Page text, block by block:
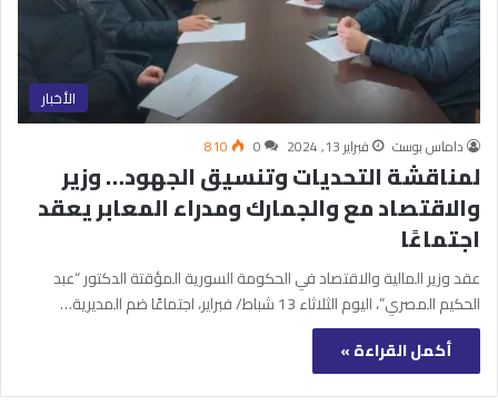
الأخبار
داماس بوست فبراير 13, 2024 0
810
لمناقشة التحديات وتنسيق الجهود… وزير
والاقتصاد مع والجمارك ومدراء المعابر يعقد
اجتماعًا
عقد وزير المالية والاقتصاد في الحكومة السورية المؤقتة الدكتور “عبد
الحكيم المصري”، اليوم الثلاثاء 13 شباط/ فبراير، اجتماعًا ضم المديرية…
أكمل القراءة »